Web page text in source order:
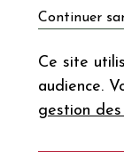
Continuer
Ce site
audience.
gestion des
Nos Régions
LA CONSEILLANTE